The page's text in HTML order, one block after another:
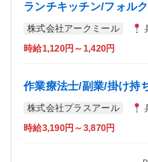
ランチキッチン/フォル
株式会社アークミール
時給1,120円～1,420円
作業療法士/副業/掛け持
株式会社プラスアール
時給3,190円～3,870円